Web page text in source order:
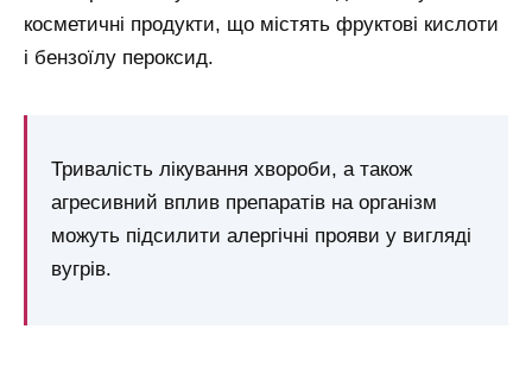
косметичні продукти, що містять фруктові кислоти
і бензоїлу пероксид.
Тривалість лікування хвороби, а також
агресивний вплив препаратів на організм
можуть підсилити алергічні прояви у вигляді
вугрів.